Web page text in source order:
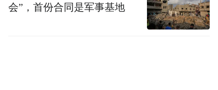
会”，首份合同是军事基地